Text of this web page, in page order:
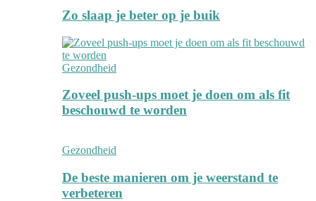
Zo slaap je beter op je buik
Gezondheid
Zoveel push-ups moet je doen om als fit
beschouwd te worden
Gezondheid
De beste manieren om je weerstand te
verbeteren